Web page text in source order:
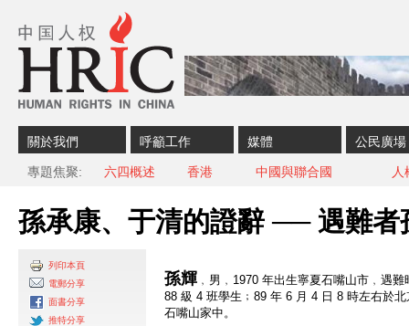
關於我們 呼籲工作 媒體 公民廣場
專題焦聚 六四概述 香港 中國與聯合國 人
孫承康、于清的證辭 ── 遇難者
列印本頁
電郵分享
面書分享
推特分享
孫輝 ﹐男﹐1970 年出生寧夏石嘴山市﹐遇
88 級 4 班學生﹔89 年 6 月 4 日 8 時左右於
石嘴山家中。